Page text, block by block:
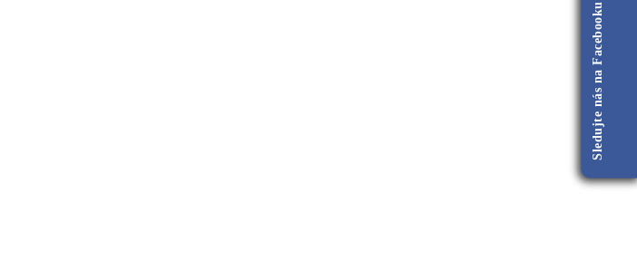
Sledujte nás na Facebooku